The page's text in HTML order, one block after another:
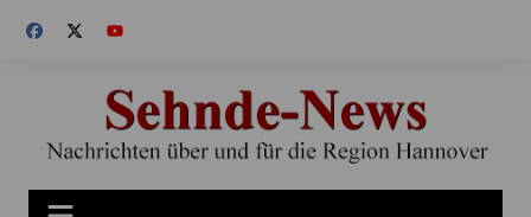
Inhalt